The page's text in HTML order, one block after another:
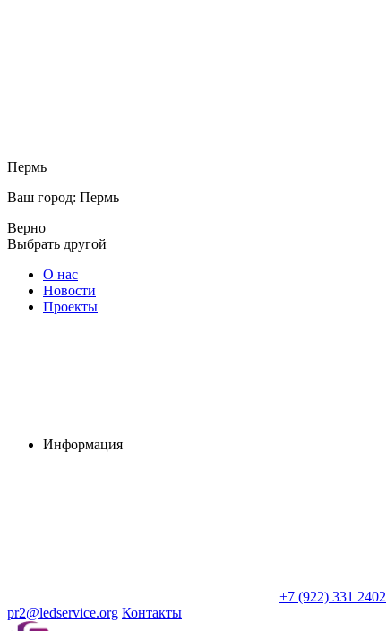
Пермь
Ваш город: Пермь
Верно
Выбрать другой
О нас
Новости
Проекты
Информация
+7 (922) 331 2402
pr2@ledservice.org Контакты